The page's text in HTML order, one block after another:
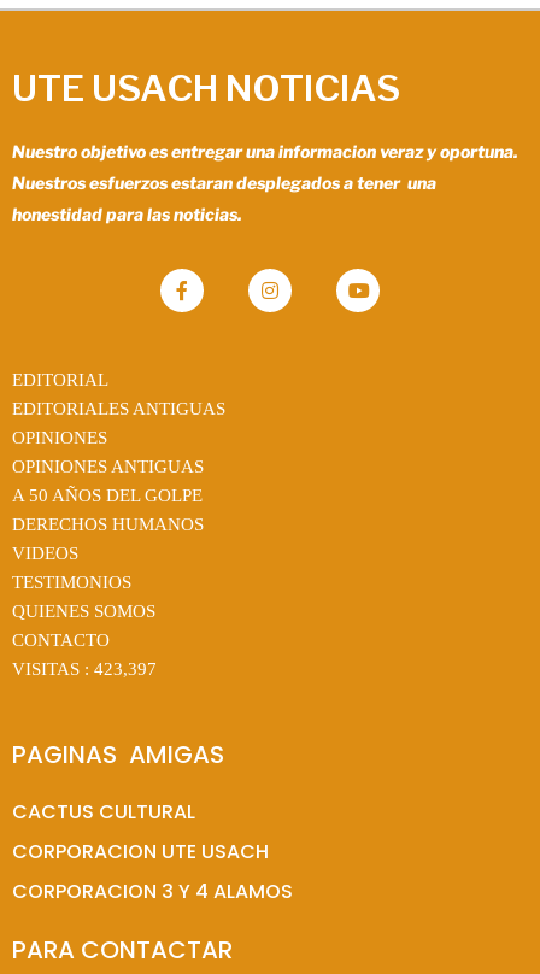
UTE USACH NOTICIAS
Nuestro objetivo es entregar una informacion veraz y oportuna.
Nuestros esfuerzos estaran desplegados a tener una
honestidad para las noticias.
EDITORIAL
EDITORIALES ANTIGUAS
OPINIONES
OPINIONES ANTIGUAS
A 50 AÑOS DEL GOLPE
DERECHOS HUMANOS
VIDEOS
TESTIMONIOS
QUIENES SOMOS
CONTACTO
VISITAS : 423,397
PAGINAS  AMIGAS
CACTUS CULTURAL
CORPORACION UTE USACH
CORPORACION 3 Y 4 ALAMOS
PARA CONTACTAR